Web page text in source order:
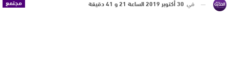
في 30 أكتوبر 2019 الساعة 21 و 41 دقيقة